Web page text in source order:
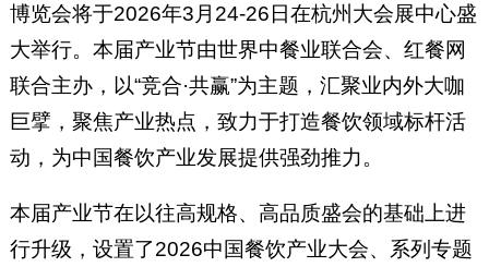
博览会将于2026年3月24-26日在杭州大会展中心盛
大举行。本届产业节由世界中餐业联合会、红餐网
联合主办，以“竞合·共赢”为主题，汇聚业内外大咖
巨擘，聚焦产业热点，致力于打造餐饮领域标杆活
动，为中国餐饮产业发展提供强劲推力。
本届产业节在以往高规格、高品质盛会的基础上进
行升级，设置了2026中国餐饮产业大会、系列专题